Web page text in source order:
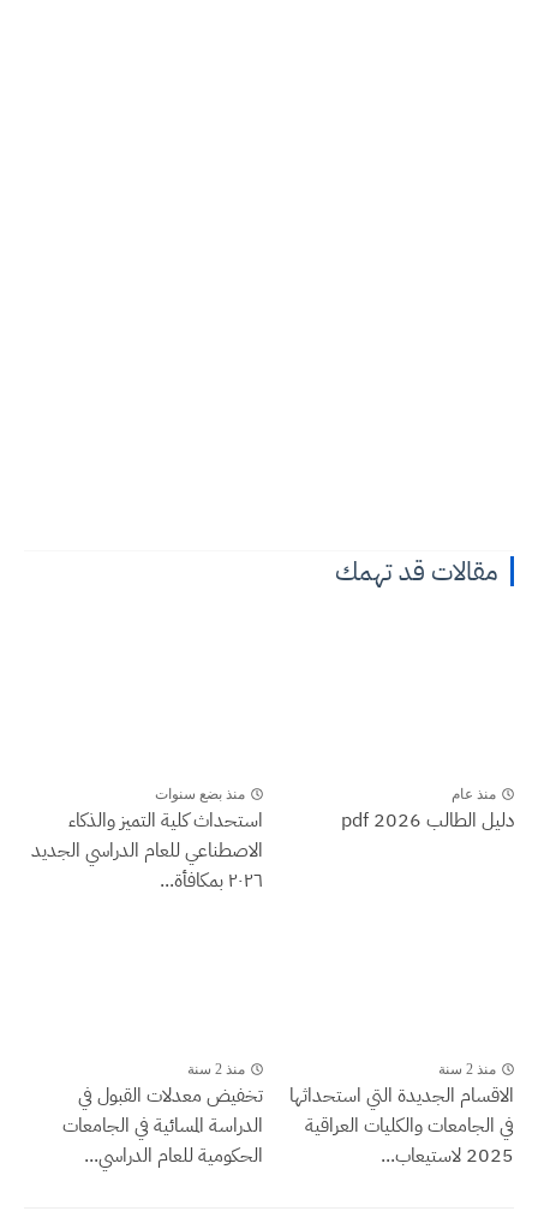
مقالات قد تهمك
منذ عام
دليل الطالب 2026 pdf
منذ بضع سنوات
استحداث كلية التميز والذكاء
الاصطناعي للعام الدراسي الجديد
٢٠٢٦ بمكافأة...
منذ 2 سنة
الاقسام الجديدة التي استحداثها
في الجامعات والكليات العراقية
2025 لاستيعاب...
منذ 2 سنة
تخفيض معدلات القبول في
الدراسة المسائية في الجامعات
الحكومية للعام الدراسي...